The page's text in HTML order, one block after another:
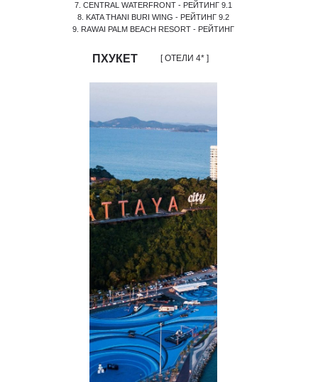
7. CENTRAL WATERFRONT - РЕЙТИНГ 9.1
8. KATA THANI BURI WING - РЕЙТИНГ 9.2
9. RAWAI PALM BEACH RESORT - РЕЙТИНГ
ПХУКЕТ [ ОТЕЛИ 4* ]